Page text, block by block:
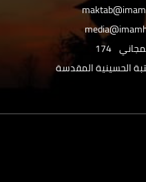
174
الحسينية المقدسة